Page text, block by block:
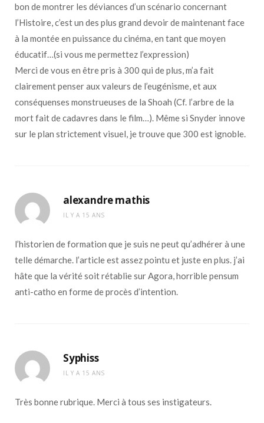
bon de montrer les déviances d’un scénario concernant
l’Histoire, c’est un des plus grand devoir de maintenant face
à la montée en puissance du cinéma, en tant que moyen
éducatif…(si vous me permettez l’expression)
Merci de vous en être pris à 300 qui de plus, m’a fait
clairement penser aux valeurs de l’eugénisme, et aux
conséquenses monstrueuses de la Shoah (Cf. l’arbre de la
mort fait de cadavres dans le film…). Même si Snyder innove
sur le plan strictement visuel, je trouve que 300 est ignoble.
alexandre mathis
IL Y A 15 ANS
l’historien de formation que je suis ne peut qu’adhérer à une
telle démarche. l’article est assez pointu et juste en plus. j’ai
hâte que la vérité soit rétablie sur Agora, horrible pensum
anti-catho en forme de procès d’intention.
Syphiss
IL Y A 15 ANS
Très bonne rubrique. Merci à tous ses instigateurs.